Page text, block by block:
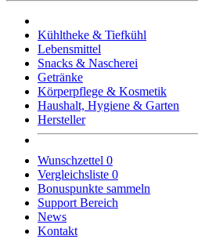
Kühltheke & Tiefkühl
Lebensmittel
Snacks & Nascherei
Getränke
Körperpflege & Kosmetik
Haushalt, Hygiene & Garten
Hersteller
Wunschzettel 0
Vergleichsliste 0
Bonuspunkte sammeln
Support Bereich
News
Kontakt